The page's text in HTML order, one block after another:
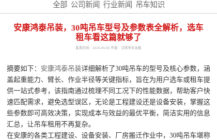
全部 公司新闻 行业新闻 吊车知识
安康鸿泰吊装，30吨吊车型号及参数表全解析，选车
租车看这篇就够了
发表时间：2026-06-06 作者：汉阴吊车出租
摘要如下： 安康鸿泰吊装详细解析了30吨吊车的型号及核心参数，涵
盖起重能力、臂长、作业半径等关键指标，旨在为用户选车或租车提
供一站式参考，该指南通过梳理不同工况下的性能数据，帮助客户快
速匹配需求，避免选型误区，无论是工程建设还是设备安装，掌握这
些参数即可高效决策，实现成本与效益的最优平衡，简洁实用的信息
汇总，让吊车租用不再复杂。
在安康的各类工程建设、设备安装、厂房搬迁作业中，30吨吊车堪称